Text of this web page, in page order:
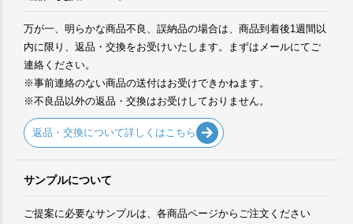
万が一、明らかな商品不良、誤納品の場合は、商品到着後1週間以
内に限り、返品・交換をお受けいたします。まずはメールにてご
連絡ください。
※事前連絡のない商品の送付はお受けできかねます。
※不良品以外の返品・交換はお受けしておりません。
返品・交換について詳しくはこちら
サンプルについて
ご提案に必要なサンプルは、各商品ページからご注文ください